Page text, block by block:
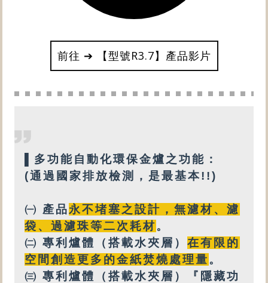
前往 ➔ 【型號R3.7】產品影片
多功能自動化環保金爐之功能：
(通過國家排放檢測，是最基本!!)
㈠ 產品永不堵塞之設計 ， 無濾材、濾
袋、過濾珠等二次耗材。
㈡ 專利 爐體（搭載水夾層 ） 在有限的
空間創造更多的金紙焚燒處理量 。
㈢ 專利爐體（搭載水夾層）『隱藏功